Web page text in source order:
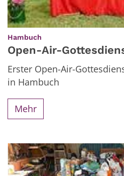
Hambuch
Open-Air-
Erster Open-Air-
in Hambuch
Mehr